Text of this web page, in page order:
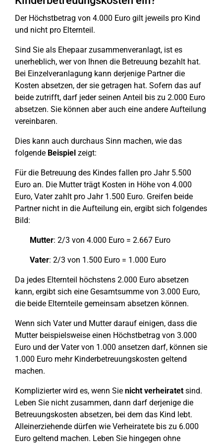
Der Höchstbetrag von 4.000 Euro gilt jeweils pro Kind
und nicht pro Elternteil.
Sind Sie als Ehepaar zusammenveranlagt, ist es
unerheblich, wer von Ihnen die Betreuung bezahlt hat.
Bei Einzelveranlagung kann derjenige Partner die
Kosten absetzen, der sie getragen hat. Sofern das auf
beide zutrifft, darf jeder seinen Anteil bis zu 2.000 Euro
absetzen. Sie können aber auch eine andere Aufteilung
vereinbaren.
Dies kann auch durchaus Sinn machen, wie das
folgende Beispiel zeigt:
Für die Betreuung des Kindes fallen pro Jahr 5.500
Euro an. Die Mutter trägt Kosten in Höhe von 4.000
Euro, Vater zahlt pro Jahr 1.500 Euro. Greifen beide
Partner nicht in die Aufteilung ein, ergibt sich folgendes
Bild:
Mutter: 2/3 von 4.000 Euro = 2.667 Euro
Vater: 2/3 von 1.500 Euro = 1.000 Euro
Da jedes Elternteil höchstens 2.000 Euro absetzen
kann, ergibt sich eine Gesamtsumme von 3.000 Euro,
die beide Elternteile gemeinsam absetzen können.
Wenn sich Vater und Mutter darauf einigen, dass die
Mutter beispielsweise einen Höchstbetrag von 3.000
Euro und der Vater von 1.000 ansetzen darf, können sie
1.000 Euro mehr Kinderbetreuungskosten geltend
machen.
Komplizierter wird es, wenn Sie nicht verheiratetsind.
Leben Sie nicht zusammen, dann darf derjenige die
Betreuungskosten absetzen, bei dem das Kind lebt.
Alleinerziehende dürfen wie Verheiratete bis zu 6.000
Euro geltend machen. Leben Sie hingegen ohne